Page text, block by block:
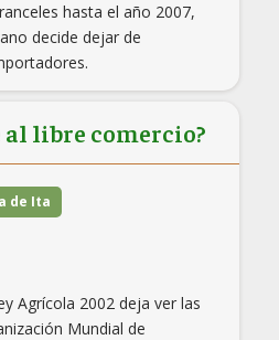
hasta el año 2007,
decide dejar de
al libre comercio?
de Ita
Agrícola 2002 deja ver las
Mundial de